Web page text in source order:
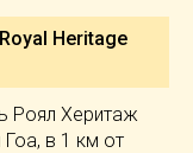
Royal Heritage
Роял Херитаж
в 1 км от